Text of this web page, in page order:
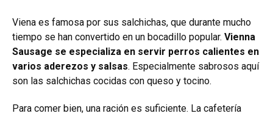
Viena es famosa por sus salchichas, que durante mucho
tiempo se han convertido en un bocadillo popular. Vienna
Sausage se especializa en servir perros calientes en
varios aderezos y salsas. Especialmente sabrosos aquí
son las salchichas cocidas con queso y tocino.
Para comer bien, una ración es suficiente. La cafetería